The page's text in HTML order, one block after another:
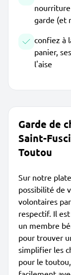
garde (et
confiez à
panier,
l'aise
Garde de
Saint-
Toutou
Sur notre
possibilité de
volontaires
respectif. Il
un membre
pour trouver
simplifier les
pour le